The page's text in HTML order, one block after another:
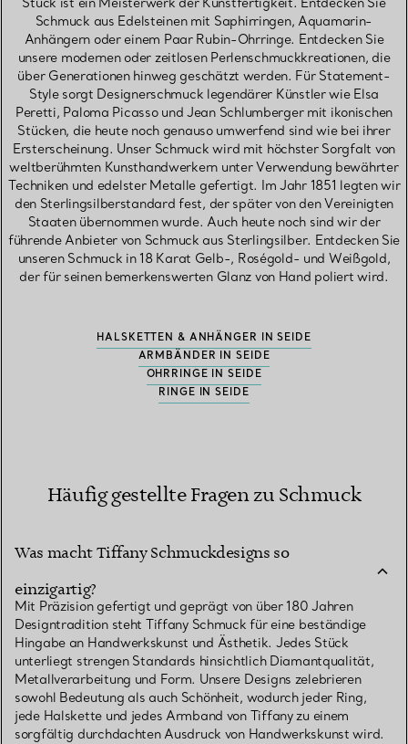
Schmuck aus Edelsteinen mit Saphirringen, Aquamarin-
Anhängern oder einem Paar Rubin-Ohrringe. Entdecken Sie
unsere modernen oder zeitlosen Perlenschmuckkreationen, die
über Generationen hinweg geschätzt werden. Für Statement-
Style sorgt Designerschmuck legendärer Künstler wie Elsa
Peretti, Paloma Picasso und Jean Schlumberger mit ikonischen
Stücken, die heute noch genauso umwerfend sind wie bei ihrer
Ersterscheinung. Unser Schmuck wird mit höchster Sorgfalt von
weltberühmten Kunsthandwerkern unter Verwendung bewährter
Techniken und edelster Metalle gefertigt. Im Jahr 1851 legten wir
den Sterlingsilberstandard fest, der später von den Vereinigten
Staaten übernommen wurde. Auch heute noch sind wir der
führende Anbieter von Schmuck aus Sterlingsilber. Entdecken Sie
unseren Schmuck in 18 Karat Gelb-, Roségold- und Weißgold,
der für seinen bemerkenswerten Glanz von Hand poliert wird.
HALSKETTEN & ANHÄNGER IN SEIDE
ARMBÄNDER IN SEIDE
OHRRINGE IN SEIDE
RINGE IN SEIDE
Häufig gestellte Fragen zu Schmuck
Was macht Tiffany Schmuckdesigns so
einzigartig?
Mit Präzision gefertigt und geprägt von über 180 Jahren
Designtradition steht Tiffany Schmuck für eine beständige
Hingabe an Handwerkskunst und Ästhetik. Jedes Stück
unterliegt strengen Standards hinsichtlich Diamantqualität,
Metallverarbeitung und Form. Unsere Designs zelebrieren
sowohl Bedeutung als auch Schönheit, wodurch jeder Ring,
jede Halskette und jedes Armband von Tiffany zu einem
sorgfältig durchdachten Ausdruck von Handwerkskunst wird.